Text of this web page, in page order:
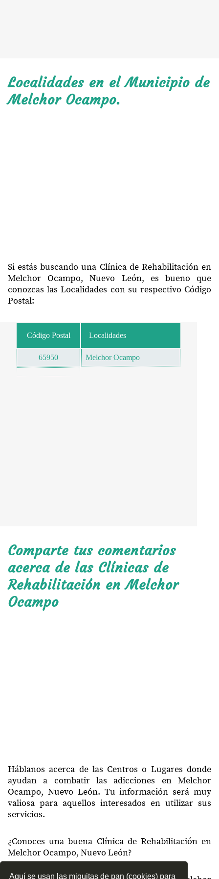
Aquí se usan las miguitas de pan (cookies) para
Localidades en el Municipio de
Melchor Ocampo.
Si estás buscando una Clínica de Rehabilitación en
Melchor Ocampo, Nuevo León, es bueno que
conozcas las Localidades con su respectivo Código
Postal:
Código Postal Localidades
65950 Melchor Ocampo
Comparte tus comentarios
acerca de las Clínicas de
Rehabilitación en Melchor
Ocampo
Háblanos acerca de las Centros o Lugares donde
ayudan a combatir las adicciones en Melchor
Ocampo, Nuevo León. Tu información será muy
valiosa para aquellos interesados en utilizar sus
servicios.
¿Conoces una buena Clínica de Rehabilitación en
Melchor Ocampo, Nuevo León?